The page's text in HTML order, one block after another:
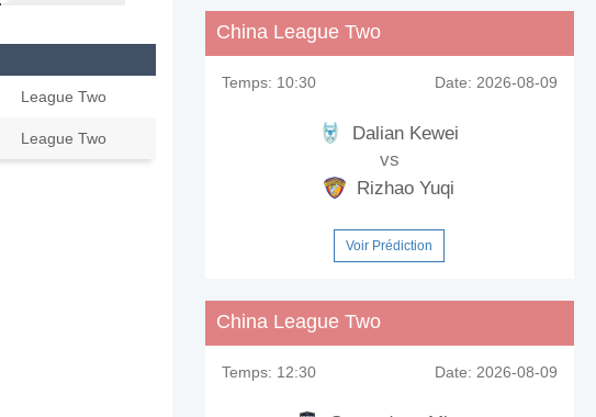
League Two
League Two
China League Two
Temps: 10:30 Date: 2026-08-09
Dalian Kewei
vs
Rizhao Yuqi
Voir Prédiction
China League Two
Temps: 12:30 Date: 2026-08-09